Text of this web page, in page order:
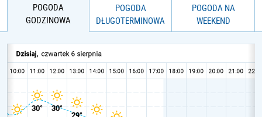
POGODA
GODZINOWA
POGODA
DŁUGOTERMINOWA
POGODA NA
WEEKEND